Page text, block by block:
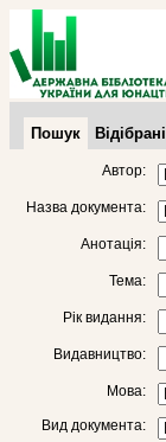
Пошук Відібрані
Автор:
Назва документа:
Анотація:
Тема:
Рік видання:
Видавництво:
Мова:
Вид документа: